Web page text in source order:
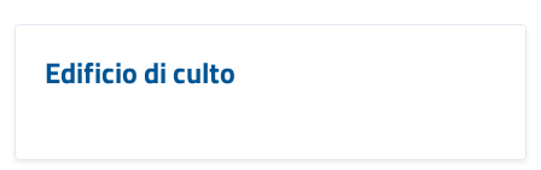
Edificio di culto